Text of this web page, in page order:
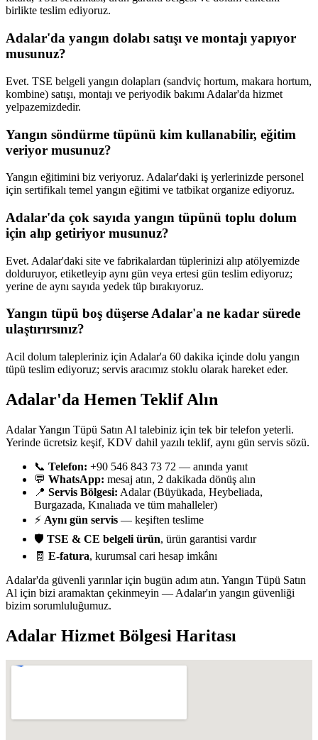
birlikte teslim ediyoruz.
Adalar'da yangın dolabı satışı ve montajı yapıyor
musunuz?
Evet. TSE belgeli yangın dolapları (sandviç hortum, makara hortum,
kombine) satışı, montajı ve periyodik bakımı Adalar'da hizmet
yelpazemizdedir.
Yangın söndürme tüpünü kim kullanabilir, eğitim
veriyor musunuz?
Yangın eğitimini biz veriyoruz. Adalar'daki iş yerlerinizde personel
için sertifikalı temel yangın eğitimi ve tatbikat organize ediyoruz.
Adalar'da çok sayıda yangın tüpünü toplu dolum
için alıp getiriyor musunuz?
Evet. Adalar'daki site ve fabrikalardan tüplerinizi alıp atölyemizde
dolduruyor, etiketleyip aynı gün veya ertesi gün teslim ediyoruz;
yerine de aynı sayıda yedek tüp bırakıyoruz.
Yangın tüpü boş düşerse Adalar'a ne kadar sürede
ulaştırırsınız?
Acil dolum talepleriniz için Adalar'a 60 dakika içinde dolu yangın
tüpü teslim ediyoruz; servis aracımız stoklu olarak hareket eder.
Adalar'da Hemen Teklif Alın
Adalar Yangın Tüpü Satın Al talebiniz için tek bir telefon yeterli.
Yerinde ücretsiz keşif, KDV dahil yazılı teklif, aynı gün servis sözü.
📞 Telefon: +90 546 843 73 72 — anında yanıt
💬 WhatsApp: mesaj atın, 2 dakikada dönüş alın
📍 Servis Bölgesi: Adalar (Büyükada, Heybeliada,
Burgazada, Kınalıada ve tüm mahalleler)
⚡ Aynı gün servis — keşiften teslime
🛡️ TSE & CE belgeli ürün, ürün garantisi vardır
🧾 E-fatura, kurumsal cari hesap imkânı
Adalar'da güvenli yarınlar için bugün adım atın. Yangın Tüpü Satın
Al için bizi aramaktan çekinmeyin — Adalar'ın yangın güvenliği
bizim sorumluluğumuz.
Adalar Hizmet Bölgesi Haritası